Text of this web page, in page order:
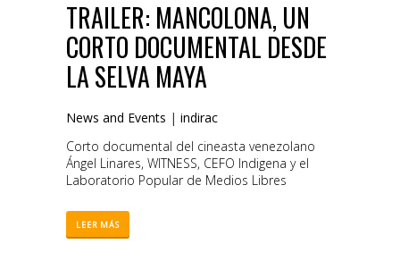
TRAILER: MANCOLONA, UN
CORTO DOCUMENTAL DESDE
LA SELVA MAYA
News and Events | indirac
Corto documental del cineasta venezolano
Ángel Linares, WITNESS, CEFO Indigena y el
Laboratorio Popular de Medios Libres
LEER MÁS